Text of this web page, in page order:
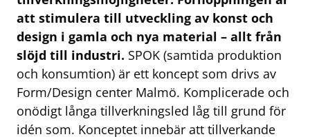
att stimulera till utveckling av konst och
design i gamla och nya material – allt från
slöjd till industri. SPOK (samtida produktion
och konsumtion) är ett koncept som drivs av
Form/Design center Malmö. Komplicerade och
onödigt långa tillverkningsled låg till grund för
idén som. Konceptet innebär att tillverkande